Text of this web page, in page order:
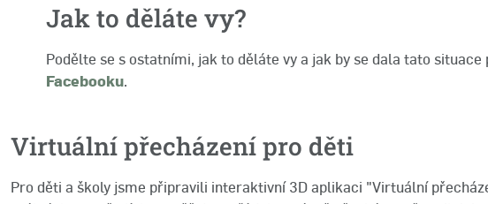
Jak to děláte vy?
Podělte se s ostatními, jak to děláte vy a jak by se dala tato
Facebooku.
Virtuální přecházení pro děti
Pro děti a školy jsme připravili interaktivní 3D aplikaci "Virtuální